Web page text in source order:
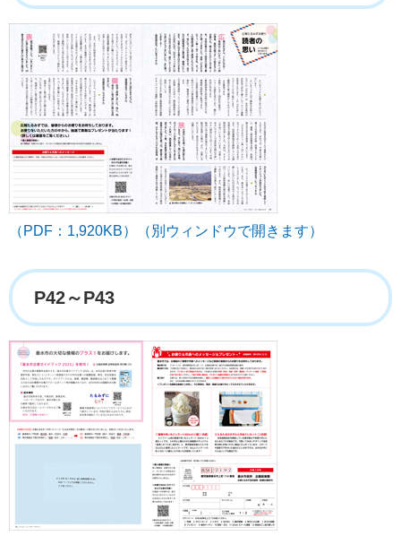
（PDF：1,920KB）（別ウィンドウで開きます）
P42～P43